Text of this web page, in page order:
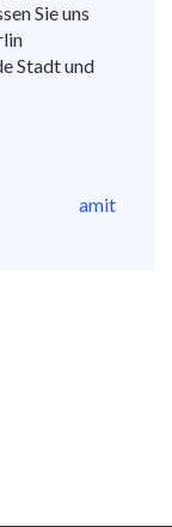
Sie uns
Stadt und
amit